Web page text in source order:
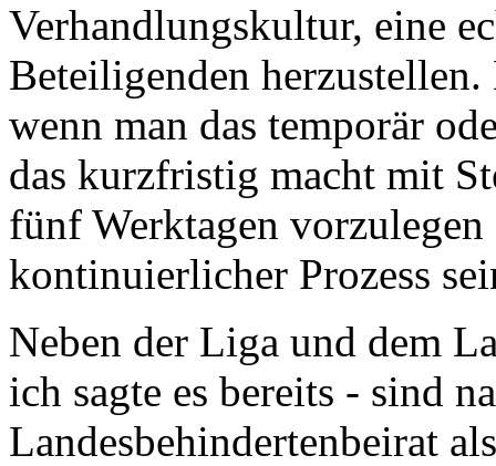
Verhandlungskultur, eine
Beteiligenden
wenn man das temporär
das kurzfristig macht mit
fünf Werktagen
kontinuierlicher Prozess
Neben der Liga und dem
ich sagte es bereits - sind
Landesbehindertenbeirat